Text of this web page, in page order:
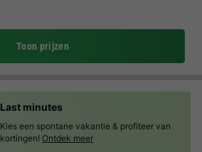
Toon prijzen
Last minutes
Kies een spontane vakantie & profiteer van
kortingen! Ontdek meer